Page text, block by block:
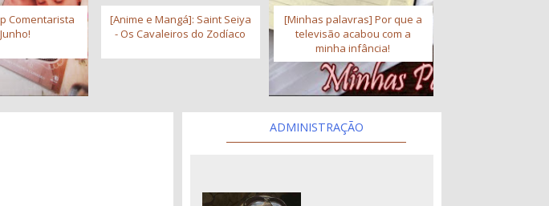
Comentarista
[Anime e Mangá]: Saint Seiya
- Os Cavaleiros do Zodíaco
[Minhas palavras] Por que a
televisão acabou com a
minha infância!
ADMINISTRAÇÃO